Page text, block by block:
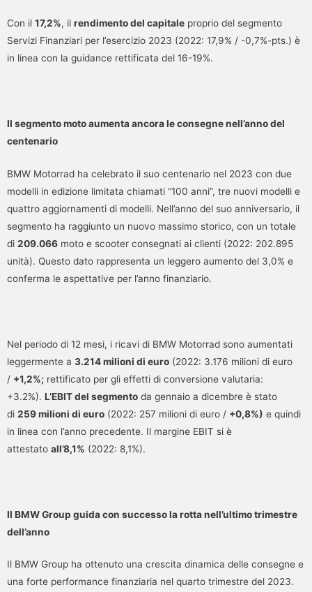
Con il 17,2%, il rendimento del capitale proprio del segmento
Servizi Finanziari per l’esercizio 2023 (2022: 17,9% / -0,7%-pts.) è
in linea con la guidance rettificata del 16-19%.
Il segmento moto aumenta ancora le consegne nell’anno del
centenario
BMW Motorrad ha celebrato il suo centenario nel 2023 con due
modelli in edizione limitata chiamati “100 anni”, tre nuovi modelli e
quattro aggiornamenti di modelli. Nell’anno del suo anniversario, il
segmento ha raggiunto un nuovo massimo storico, con un totale
di 209.066 moto e scooter consegnati ai clienti (2022: 202.895
unità). Questo dato rappresenta un leggero aumento del 3,0% e
conferma le aspettative per l’anno finanziario.
Nel periodo di 12 mesi, i ricavi di BMW Motorrad sono aumentati
leggermente a 3.214 milioni di euro (2022: 3.176 milioni di euro
/ +1,2%; rettificato per gli effetti di conversione valutaria:
+3.2%). L’EBIT del segmento da gennaio a dicembre è stato
di 259 milioni di euro (2022: 257 milioni di euro / +0,8%) e quindi
in linea con l’anno precedente. Il margine EBIT si è
attestato all’8,1% (2022: 8,1%).
Il BMW Group guida con successo la rotta nell’ultimo trimestre
dell’anno
Il BMW Group ha ottenuto una crescita dinamica delle consegne e
una forte performance finanziaria nel quarto trimestre del 2023.